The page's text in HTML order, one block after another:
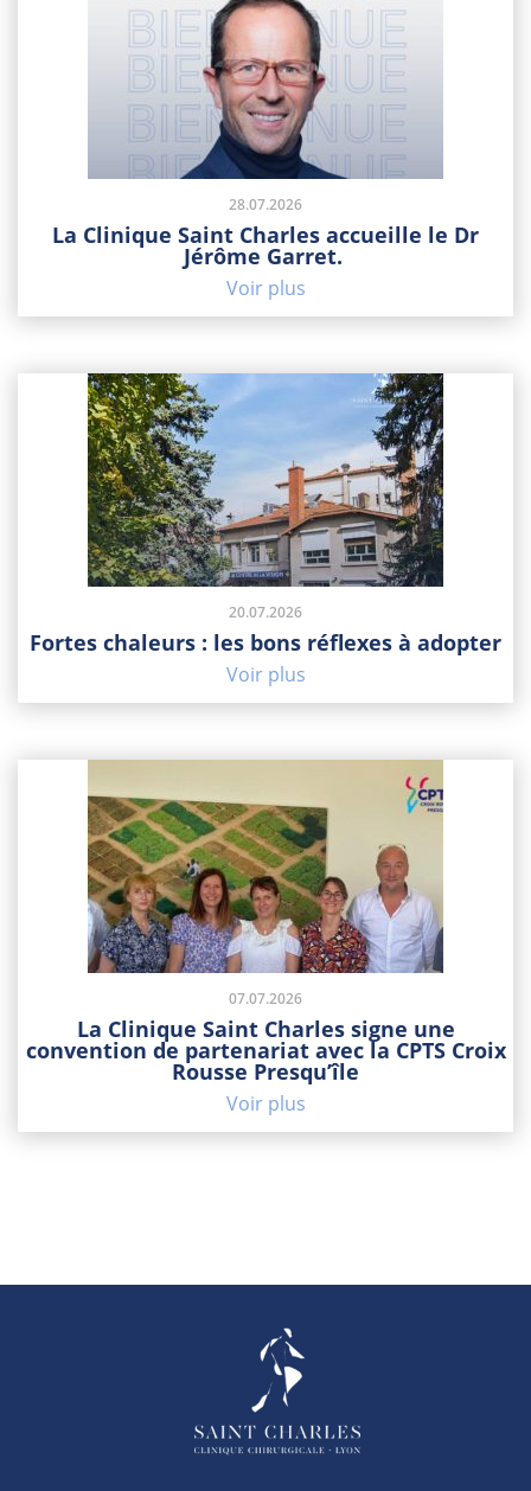
28.07.2026
La Clinique Saint Charles accueille le Dr
Jérôme Garret.
Voir plus
20.07.2026
Fortes chaleurs : les bons réflexes à adopter
Voir plus
07.07.2026
La Clinique Saint Charles signe une
convention de partenariat avec la CPTS Croix
Rousse Presqu’île
Voir plus